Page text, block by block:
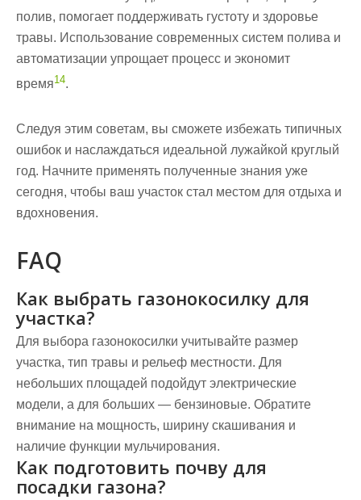
полив, помогает поддерживать густоту и здоровье
травы. Использование современных систем полива и
автоматизации упрощает процесс и экономит
время14.
Следуя этим советам, вы сможете избежать типичных
ошибок и наслаждаться идеальной лужайкой круглый
год. Начните применять полученные знания уже
сегодня, чтобы ваш участок стал местом для отдыха и
вдохновения.
FAQ
Как выбрать газонокосилку для
участка?
Для выбора газонокосилки учитывайте размер
участка, тип травы и рельеф местности. Для
небольших площадей подойдут электрические
модели, а для больших — бензиновые. Обратите
внимание на мощность, ширину скашивания и
наличие функции мульчирования.
Как подготовить почву для
посадки газона?